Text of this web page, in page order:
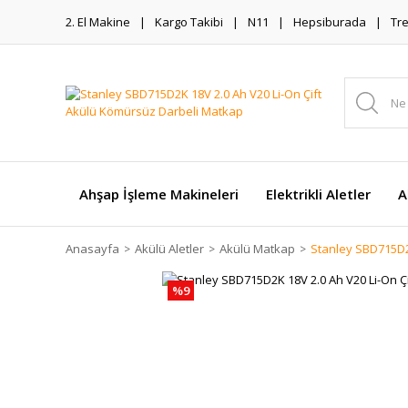
2. El Makine Kargo Takibi N11 Hepsiburada
Ahşap İşleme Makineleri Elektrikli Aletler
Anasayfa Akülü Aletler Akülü Matkap Stanley
%9